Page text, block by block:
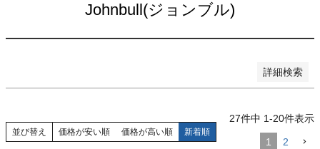
Johnbull(ジョンブル)
詳細検索
キーワードヒット順
検索
並び替え 価格が安い順 価格が高い順 新着順
27件中 1-20件表示
1 2